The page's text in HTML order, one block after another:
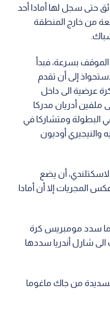
حتى سجل لها أمادا أحد
من خارج المنطقة
بسرعة، فبدأ
إلى أن تقدم
عرضية الى داخل
ملفين أدريان مدركا
رصيده الى 3 أهداف في البطولة ومتشاركا في
والنيجيري أوديون
أن يضع
المجريات إلا أن أمادا
سدد مومبريس كرة
شارل أندريا سددها
من جاك ماغوما